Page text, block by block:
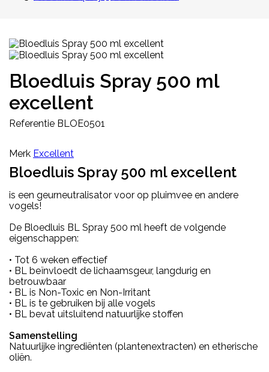
Bloedluis Spray 500 ml
excellent
Referentie BLOE0501
Merk Excellent
Bloedluis Spray 500 ml excellent
is een geurneutralisator voor op pluimvee en andere
vogels!
De Bloedluis BL Spray 500 ml heeft de volgende
eigenschappen:
• Tot 6 weken effectief
• BL beïnvloedt de lichaamsgeur, langdurig en
betrouwbaar
• BL is Non-Toxic en Non-Irritant
• BL is te gebruiken bij alle vogels
• BL bevat uitsluitend natuurlijke stoffen
Samenstelling
Natuurlijke ingrediënten (plantenextracten) en etherische
oliën.